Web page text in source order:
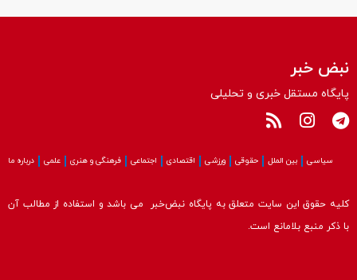
نبض خبر
پایگاه مستقل خبری و تحلیلی
سیاسی بین الملل حقوقی ورزشی اقتصادی اجتماعی فرهنگی و هنری علمی درباره ما
کلیه حقوق این سایت متعلق به پایگاه نبض‌خبر می باشد و استفاده از مطالب آن
با ذکر منبع بلامانع است.